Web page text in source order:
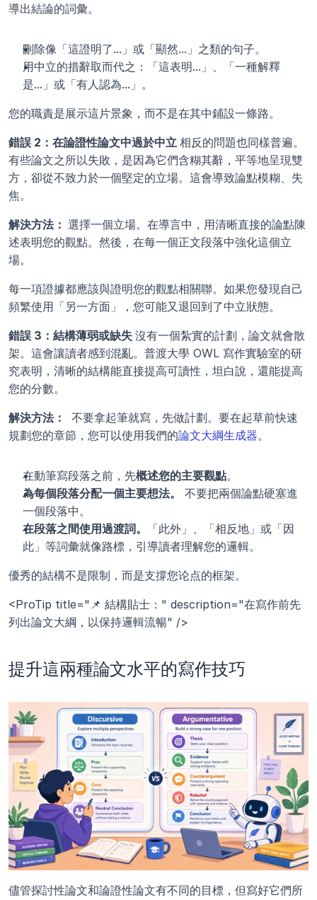
導出結論的詞彙。
刪除像「這證明了...」或「顯然...」之類的句子。
用中立的措辭取而代之：「這表明...」、「一種解釋
是...」或「有人認為...」。
您的職責是展示這片景象，而不是在其中鋪設一條路。
錯誤 2：在論證性論文中過於中立 相反的問題也同樣普遍。
有些論文之所以失敗，是因為它們含糊其辭，平等地呈現雙
方，卻從不致力於一個堅定的立場。這會導致論點模糊、失
焦。
解決方法： 選擇一個立場。在導言中，用清晰直接的論點陳
述表明您的觀點。然後，在每一個正文段落中強化這個立
場。
每一項證據都應該與證明您的觀點相關聯。如果您發現自己
頻繁使用「另一方面」，您可能又退回到了中立狀態。
錯誤 3：結構薄弱或缺失 沒有一個紮實的計劃，論文就會散
架。這會讓讀者感到混亂。普渡大學 OWL 寫作實驗室的研
究表明，清晰的結構能直接提高可讀性，坦白說，還能提高
您的分數。
解決方法：
不要拿起筆就寫，先做計劃。要在起草前快速
規劃您的章節，您可以使用我們的論文大綱生成器。
在動筆寫段落之前，先概述您的主要觀點。
為每個段落分配一個主要想法。
不要把兩個論點硬塞進
一個段落中。
在段落之間使用過渡詞。
「此外」、「相反地」或「因
此」等詞彙就像路標，引導讀者理解您的邏輯。
優秀的結構不是限制，而是支撐您论点的框架。
<ProTip title="📌 結構貼士：" description="在寫作前先
列出論文大綱，以保持邏輯流暢" />
提升這兩種論文水平的寫作技巧
儘管探討性論文和論證性論文有不同的目標，但寫好它們所